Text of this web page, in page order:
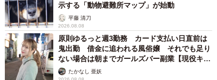
示する「動物避難所マップ」が始動
平藤 清刀
2026.08.08
原則ゆるっと週3勤務 カード支払い日直前は
鬼出勤 借金に追われる風俗嬢 それでも足り
ない場合は朝までガールズバー副業【現役キャ
ストに取材】
たかなし 亜妖